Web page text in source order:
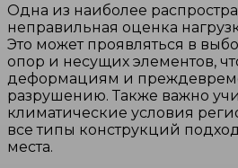
Одна из наиболее
неправильная оценка
Это может проявляться в
опор и несущих элементов,
деформациям и
разрушению. Также важно
климатические условия
все типы конструкций
места.